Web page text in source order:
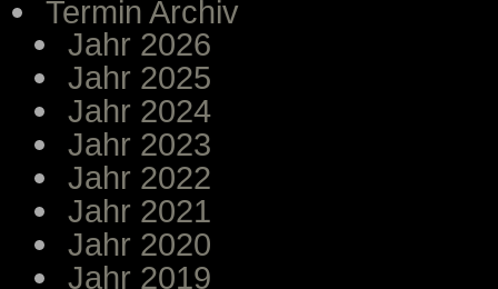
Termin Archiv
Jahr 2026
Jahr 2025
Jahr 2024
Jahr 2023
Jahr 2022
Jahr 2021
Jahr 2020
Jahr 2019